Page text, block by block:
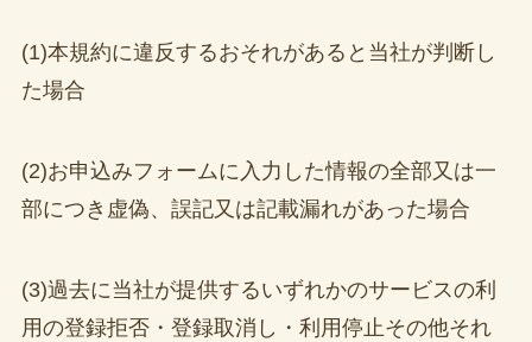
(1)本規約に違反するおそれがあると当社が判断し
た場合
(2)お申込みフォームに入力した情報の全部又は一
部につき虚偽、誤記又は記載漏れがあった場合
(3)過去に当社が提供するいずれかのサービスの利
用の登録拒否・登録取消し・利用停止その他それ